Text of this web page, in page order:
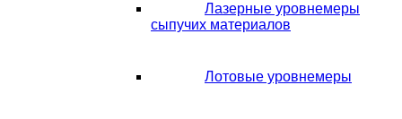
Лазерные уровнемеры
сыпучих материалов
Лотовые уровнемеры